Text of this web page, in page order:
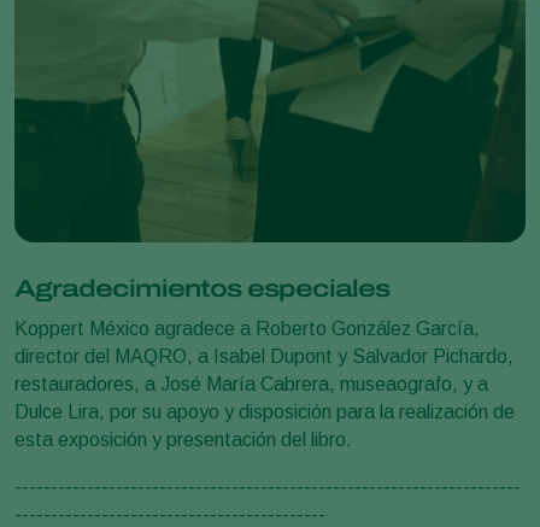
Agradecimientos especiales
Koppert México agradece a Roberto González García,
director del MAQRO, a Isabel Dupont y Salvador Pichardo,
restauradores, a José María Cabrera, museaografo, y a
Dulce Lira, por su apoyo y disposición para la realización de
esta exposición y presentación del libro.
----------------------------------------------------------------------
-------------------------------------------